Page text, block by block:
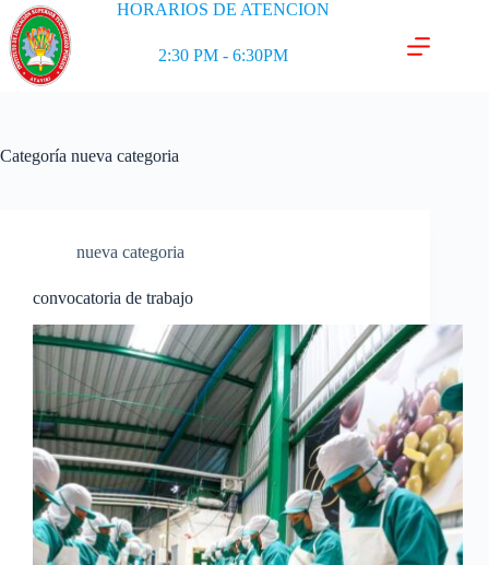
HORARIOS DE ATENCION
2:30 PM - 6:30PM
Categoría nueva categoria
nueva categoria
convocatoria de trabajo